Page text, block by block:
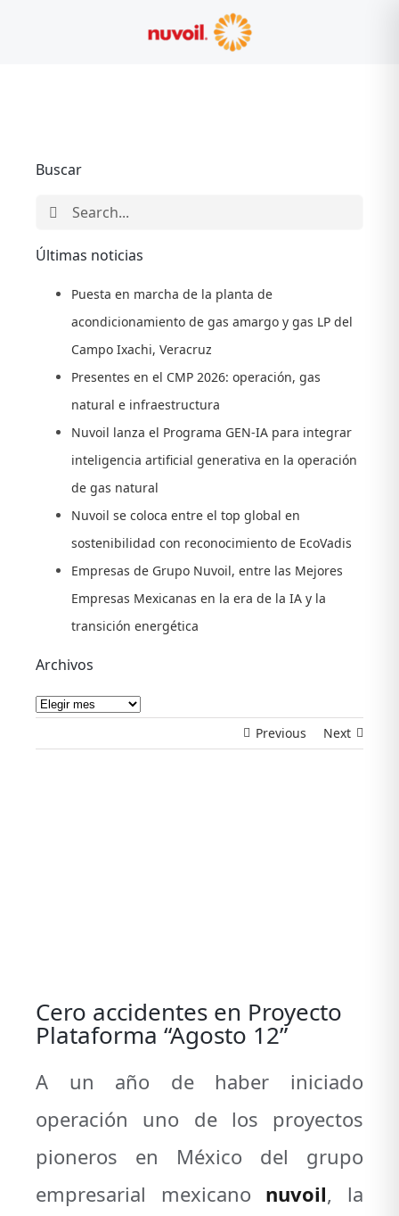
Previous Next
Cero accidentes en Proyecto
Plataforma “Agosto 12”
A un año de haber iniciado
operación uno de los proyectos
pioneros en México del grupo
empresarial mexicano nuvoil, la
Buscar
Search
Últimas noticias
Puesta en marcha de la planta de
acondicionamiento de gas amargo y gas LP del
Campo Ixachi, Veracruz
Presentes en el CMP 2026: operación, gas
natural e infraestructura
Nuvoil lanza el Programa GEN-IA para integrar
inteligencia artificial generativa en la operación
de gas natural
Nuvoil se coloca entre el top global en
sostenibilidad con reconocimiento de EcoVadis
Empresas de Grupo Nuvoil, entre las Mejores
Empresas Mexicanas en la era de la IA y la
transición energética
Archivos
Archivos